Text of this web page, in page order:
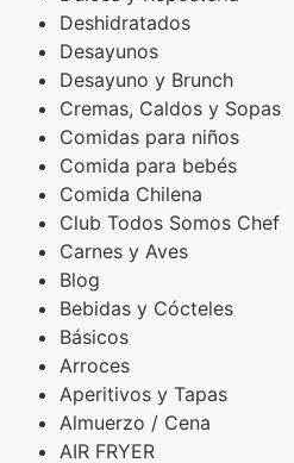
Deshidratados
Desayunos
Desayuno y Brunch
Cremas, Caldos y Sopas
Comidas para niños
Comida para bebés
Comida Chilena
Club Todos Somos Chef
Carnes y Aves
Blog
Bebidas y Cócteles
Básicos
Arroces
Aperitivos y Tapas
Almuerzo / Cena
AIR FRYER